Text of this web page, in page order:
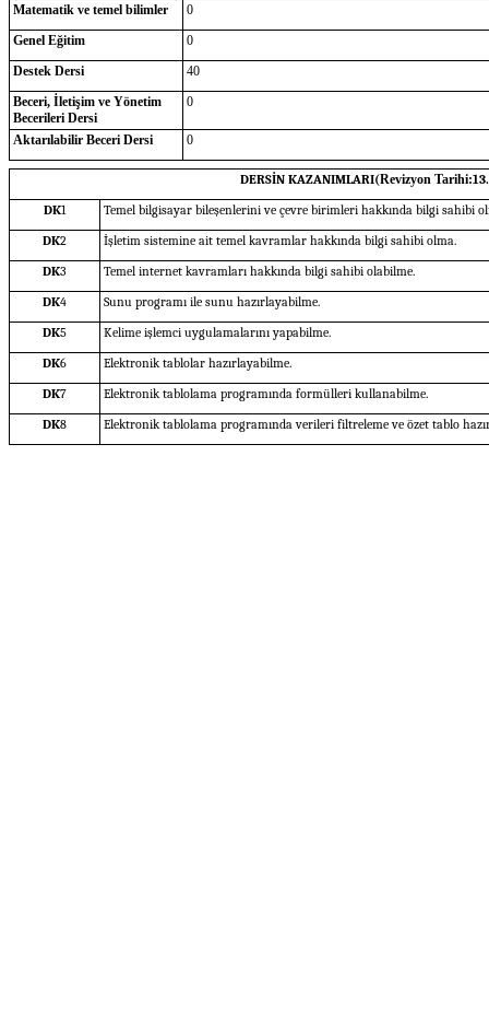
Matematik ve temel bilimler
0
Genel Eğitim
0
Destek Dersi
40
Beceri, İletişim ve Yönetim
Becerileri Dersi
0
Aktarılabilir Beceri Dersi 0
DERSİN KAZANIMLARI(Revizyon Tarihi:
DK1
Temel bilgisayar bileşenlerini ve çevre birimleri hakkında bilgi sahibi
DK2
İşletim sistemine ait temel kavramlar hakkında bilgi sahibi olma.
DK3
Temel internet kavramları hakkında bilgi sahibi olabilme.
DK4
Sunu programı ile sunu hazırlayabilme.
DK5
Kelime işlemci uygulamalarını yapabilme.
DK6
Elektronik tablolar hazırlayabilme.
DK7
Elektronik tablolama programında formülleri kullanabilme.
DK8 Elektronik tablolama programında verileri filtreleme ve özet tablo